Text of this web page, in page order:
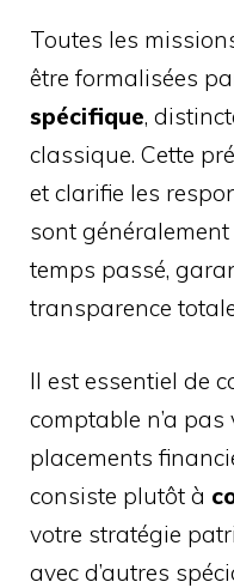
Toutes les
être formalisées
spécifique,
classique. Cette
et clarifie les
sont
temps passé,
transparence
Il est essentiel de
comptable n’a
placements
consiste plutôt à
votre stratégie
avec d’autres